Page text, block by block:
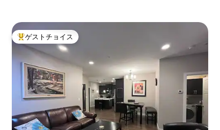
大好評のゲストチョイスです。
ゲストチョイス